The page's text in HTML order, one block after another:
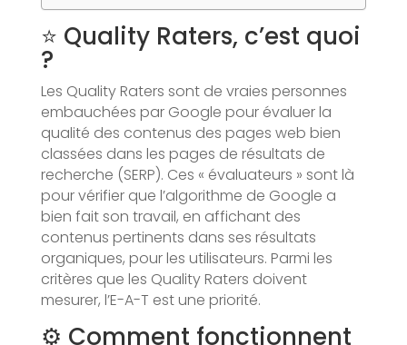
⭐ Quality Raters, c’est quoi
?
Les Quality Raters sont de vraies personnes
embauchées par Google pour évaluer la
qualité des contenus des pages web bien
classées dans les pages de résultats de
recherche (SERP). Ces « évaluateurs » sont là
pour vérifier que l’algorithme de Google a
bien fait son travail, en affichant des
contenus pertinents dans ses résultats
organiques, pour les utilisateurs. Parmi les
critères que les Quality Raters doivent
mesurer, l’E-A-T est une priorité.
⚙️ Comment fonctionnent